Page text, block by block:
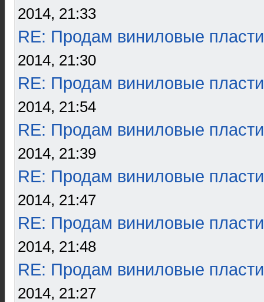
2014, 21:33
RE: Продам виниловые
2014, 21:30
RE: Продам виниловые
2014, 21:54
RE: Продам виниловые
2014, 21:39
RE: Продам виниловые
2014, 21:47
RE: Продам виниловые
2014, 21:48
RE: Продам виниловые
2014, 21:27